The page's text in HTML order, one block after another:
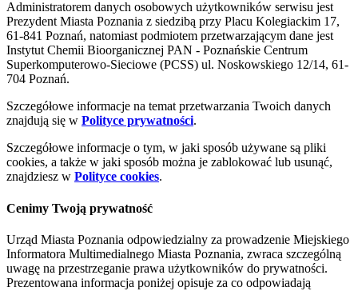
Administratorem danych osobowych użytkowników serwisu jest
Prezydent Miasta Poznania z siedzibą przy Placu Kolegiackim 17,
61-841 Poznań, natomiast podmiotem przetwarzającym dane jest
Instytut Chemii Bioorganicznej PAN - Poznańskie Centrum
Superkomputerowo-Sieciowe (PCSS) ul. Noskowskiego 12/14, 61-
704 Poznań.
Szczegółowe informacje na temat przetwarzania Twoich danych
znajdują się w Polityce prywatności.
Szczegółowe informacje o tym, w jaki sposób używane są pliki
cookies, a także w jaki sposób można je zablokować lub usunąć,
znajdziesz w Polityce cookies.
Cenimy Twoją prywatność
Urząd Miasta Poznania odpowiedzialny za prowadzenie Miejskiego
Informatora Multimedialnego Miasta Poznania, zwraca szczególną
uwagę na przestrzeganie prawa użytkowników do prywatności.
Prezentowana informacja poniżej opisuje za co odpowiadają